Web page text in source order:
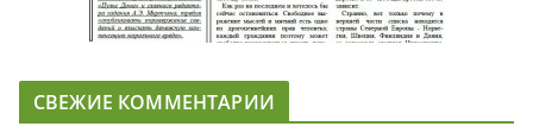
СВЕЖИЕ КОММЕНТАРИИ